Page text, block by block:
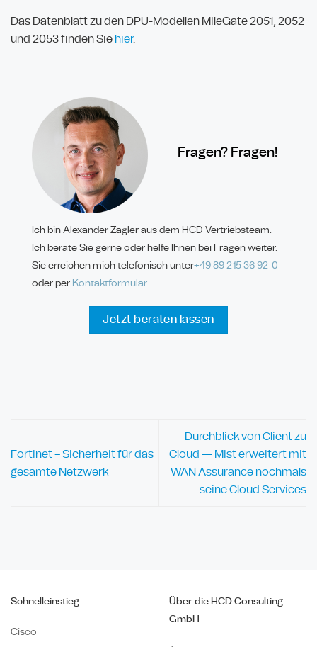
Das Datenblatt zu den DPU-Modellen MileGate 2051, 2052
und 2053 finden Siehier.
Fragen? Fragen!
Ich bin Alexander Zagler aus dem HCD Vertriebsteam.
Ich berate Sie gerne oder helfe Ihnen bei Fragen weiter.
Sie erreichen mich telefonisch unter+49 89215 36 92-0
oder per Kontaktformular.
Jetzt beraten lassen
Fortinet – Sicherheit für das
gesamte Netzwerk
Durchblick von Client zu
Cloud — Mist erweitert mit
WAN Assurance nochmals
seine Cloud Services
Schnelleinstieg
Cisco
Über die HCD Consulting
GmbH